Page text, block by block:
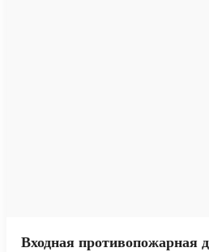
Входная противопожарная